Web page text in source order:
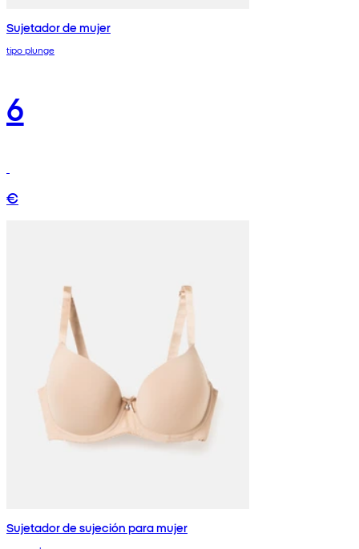
Sujetador de mujer
tipo plunge
6
€
Sujetador de sujeción para mujer